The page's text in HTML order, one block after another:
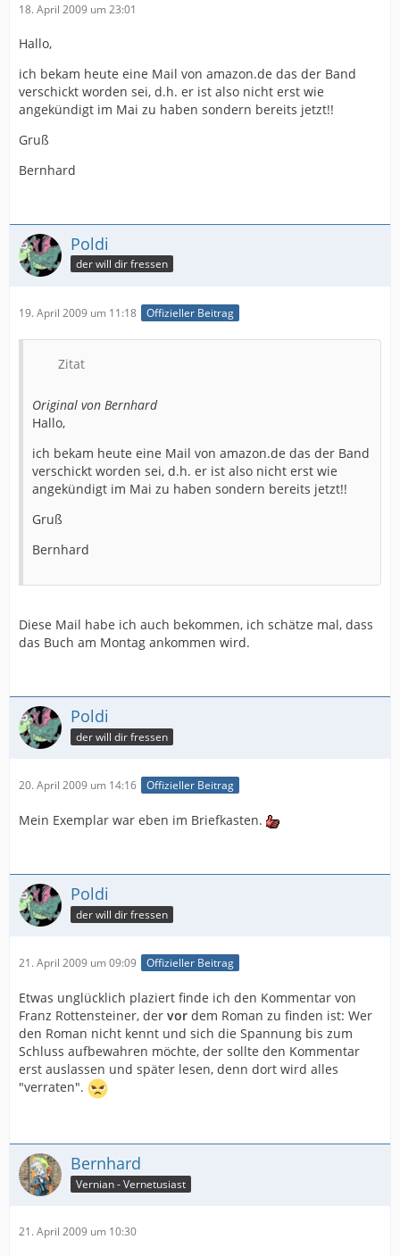
18. April 2009 um 23:01
Hallo,
ich bekam heute eine Mail von amazon.de das der Band
verschickt worden sei, d.h. er ist also nicht erst wie
angekündigt im Mai zu haben sondern bereits jetzt!!
Gruß
Bernhard
Poldi
der will dir fressen
19. April 2009 um 11:18 Offizieller Beitrag
Zitat
Original von Bernhard
Hallo,
ich bekam heute eine Mail von amazon.de das der Band
verschickt worden sei, d.h. er ist also nicht erst wie
angekündigt im Mai zu haben sondern bereits jetzt!!
Gruß
Bernhard
Diese Mail habe ich auch bekommen, ich schätze mal, dass
das Buch am Montag ankommen wird.
Poldi
der will dir fressen
20. April 2009 um 14:16 Offizieller Beitrag
Mein Exemplar war eben im Briefkasten.
Poldi
der will dir fressen
21. April 2009 um 09:09 Offizieller Beitrag
Etwas unglücklich plaziert finde ich den Kommentar von
Franz Rottensteiner, der vor dem Roman zu finden ist: Wer
den Roman nicht kennt und sich die Spannung bis zum
Schluss aufbewahren möchte, der sollte den Kommentar
erst auslassen und später lesen, denn dort wird alles
"verraten".
Bernhard
Vernian - Vernetusiast
21. April 2009 um 10:30